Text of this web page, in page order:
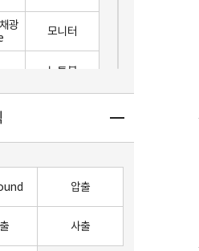
경도
도
광
모니터
노트북
자동차
램프 렌즈
가전윈도우
압출
사출